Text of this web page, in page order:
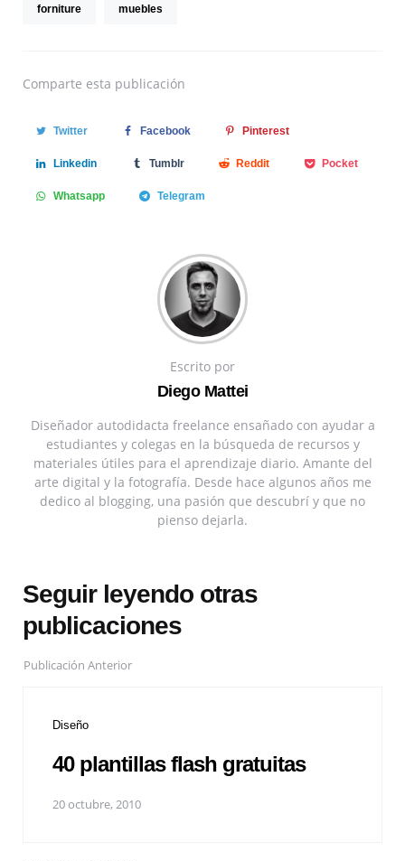
forniture muebles
Comparte esta publicación
Twitter Facebook Pinterest
Linkedin Tumblr Reddit Pocket
Whatsapp Telegram
Escrito por
Diego Mattei
Diseñador autodidacta freelance ensañado con ayudar a
estudiantes y colegas en la búsqueda de recursos y
materiales útiles para el aprendizaje diario. Amante del
arte digital y la fotografía. Desde hace algunos años me
dedico al blogging, una pasión que descubrí y que no
pienso dejarla.
Seguir leyendo otras
publicaciones
Publicación Anterior
Diseño
40 plantillas flash gratuitas
20 octubre, 2010